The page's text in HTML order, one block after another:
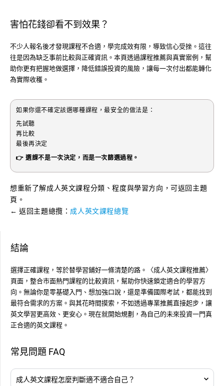
害怕花錢卻看不到效果？
不少人報名後才發現課程不合適，學完成效有限，導致信心受挫。這往
往是因為缺乏事前比較與正確資訊。本頁透過課程推薦與真實案例，幫
助你更有把握地做選擇，降低錯誤投資的風險，讓每一次付出都能轉化
為實際收穫。
如果你還不確定該選哪種課程，最安全的做法是：
先試聽
再比較
最後再決定
👉 選課不是一次決定，而是一次篩選過程。
想重新了解成人英文課程分類、程度與學習方向，可返回主題
頁。
← 返回主題總攬： 成人英文課程總覽
結論
選擇正確課程，等於替學習鋪好一條清楚的路。〈成人英文課程推薦〉
頁面，整合市面熱門課程的比較資訊，幫助你快速鎖定適合的學習方
向。無論你是零基礎入門、想加強口說，還是準備國際考試，都能找到
最符合需求的方案。與其花時間摸索，不如透過專業推薦直接起步，讓
英文學習更高效、更安心。現在就開始規劃，為自己的未來投資一門真
正合適的英文課程。
常見問題 FAQ
成人英文課程怎麼判斷適不適合自己？